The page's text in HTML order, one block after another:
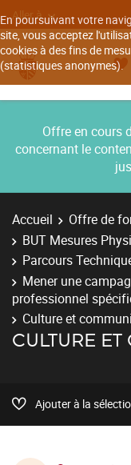
En poursuivant votre
site, vous acceptez
cookies à des fins de
(statistiques anonymes).
Aller à
Offre en cours
concernant le
Accueil Offre de
BUT Mesures
Parcours
Mener une
professionnel
Culture et
CULTURE
Ajouter à la